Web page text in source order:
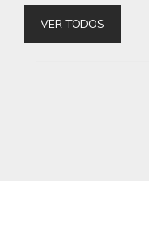
VER TODOS